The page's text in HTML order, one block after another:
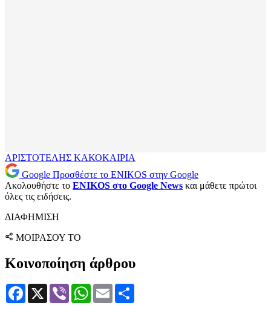
ΑΡΙΣΤΟΤΕΛΗΣ ΚΑΚΟΚΑΙΡΙΑ
Google Προσθέστε το ENIKOS στην Google
Ακολουθήστε το ENIKOS στο Google News και μάθετε πρώτοι
όλες τις ειδήσεις.
ΔΙΑΦΗΜΙΣΗ
ΜΟΙΡΑΣΟΥ ΤΟ
Κοινοποίηση άρθρου
Facebook
X Viber WhatsApp
Email